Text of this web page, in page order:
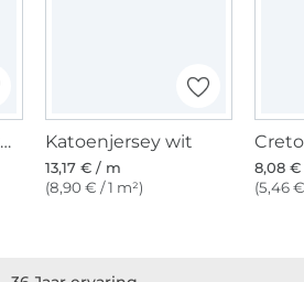
Katoenjersey uni, zwart Katoenjersey wit
13,17 € / m
(8,90 € / 1 m²)
8,08
(5,46
36 Jaar ervaring